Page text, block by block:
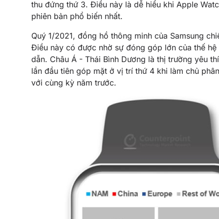
thu đứng thứ 3. Điều này là dễ hiểu khi Apple
phiên bản phổ biến nhất.
Quý 1/2021, đồng hồ thông minh của Samsung
Điều này có được nhờ sự đóng góp lớn của thế
dẫn. Châu Á - Thái Bình Dương là thị trường yêu
lần đầu tiên góp mặt ở vị trí thứ 4 khi làm chủ
với cùng kỳ năm trước.